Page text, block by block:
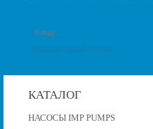
КАТАЛОГ
НАСОСЫ IMP PUMPS